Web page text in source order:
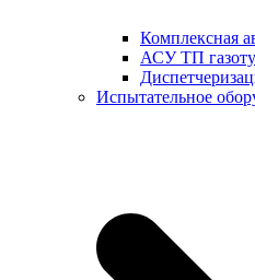
Комплексная
АСУ ТП
Испытательное